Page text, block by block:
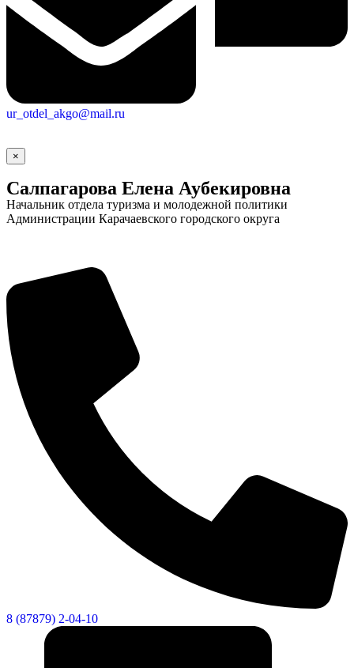
ur_otdel_akgo@mail.ru
×
Салпагарова Елена Аубекировна
Начальник отдела туризма и молодежной политики
Администрации Карачаевского городского округа
8 (87879) 2-04-10